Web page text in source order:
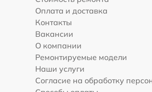
Оплата и доставка
Контакты
Вакансии
О компании
Ремонтируемые модели
Наши услуги
Согласие на обработку